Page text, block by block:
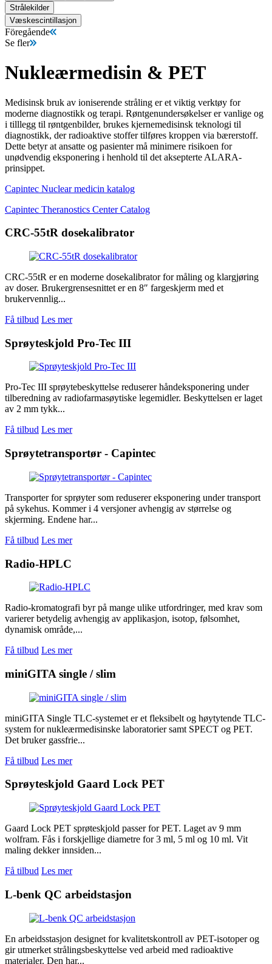
Strålekilder
Væskescintillasjon
Föregående
Se fler
Nukleærmedisin & PET
Medisinsk bruk av ioniserende stråling er et viktig verktøy for
moderne diagnostikk og terapi. Røntgenundersøkelser er vanlige og
i tilllegg til røntgenbilder, brukes kjernemedisinsk teknologi til
diagnostikk, der radioaktive stoffer tilføres kroppen via bærerstoff.
Dette betyr at ansatte og pasienter må minimere risikoen for
unødvendig eksponering i henhold til det aksepterte ALARA-
prinsippet.
Capintec Nuclear medicin katalog
Capintec Theranostics Center Catalog
CRC-55tR dosekalibrator
CRC-55tR er en moderne dosekalibrator for måling og klargjøring
av doser. Brukergrensesnittet er en 8″ fargeskjerm med et
brukervennlig...
Få tilbud Les mer
Sprøyteskjold Pro-Tec III
Pro-Tec III sprøytebeskyttelse reduserer håndeksponering under
tilberedning av radiofarmasøytiske legemidler. Beskyttelsen er laget
av 2 mm tykk...
Få tilbud Les mer
Sprøytetransportør - Capintec
Transporter for sprøyter som reduserer eksponering under transport
på sykehus. Kommer i 4 versjoner avhengig av størrelse og
skjerming. Endene har...
Få tilbud Les mer
Radio-HPLC
Radio-kromatografi byr på mange ulike utfordringer, med krav som
varierer betydelig avhengig av applikasjon, isotop, følsomhet,
dynamisk område,...
Få tilbud Les mer
miniGITA single / slim
miniGITA Single TLC-systemet er et fleksibelt og høytytende TLC-
system for nukleærmedisinske laboratorier samt SPECT og PET.
Det bruker gassfrie...
Få tilbud Les mer
Sprøyteskjold Gaard Lock PET
Gaard Lock PET sprøteskjold passer for PET. Laget av 9 mm
wolfram. Fås i forskjellige diametre for 3 ml, 5 ml og 10 ml. Vit
maling dekker innsiden...
Få tilbud Les mer
L-benk QC arbeidstasjon
En arbeidsstasjon designet for kvalitetskontroll av PET-isotoper og
gir utmerket strålingsbeskyttelse ved arbeid med radioaktive
materialer. Den har...